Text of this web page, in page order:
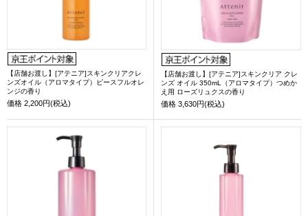
【店舗お渡し】[アテニア]スキンクリアクレ
ンズオイル（アロマタイプ）ピースフルオレ
ンジの香り
価格 2,200円(税込)
【店舗お渡し】[アテニア]スキンクリア クレ
ンズ オイル 350mL（アロマタイプ）つめか
え用 ローズリュクスの香り
価格 3,630円(税込)